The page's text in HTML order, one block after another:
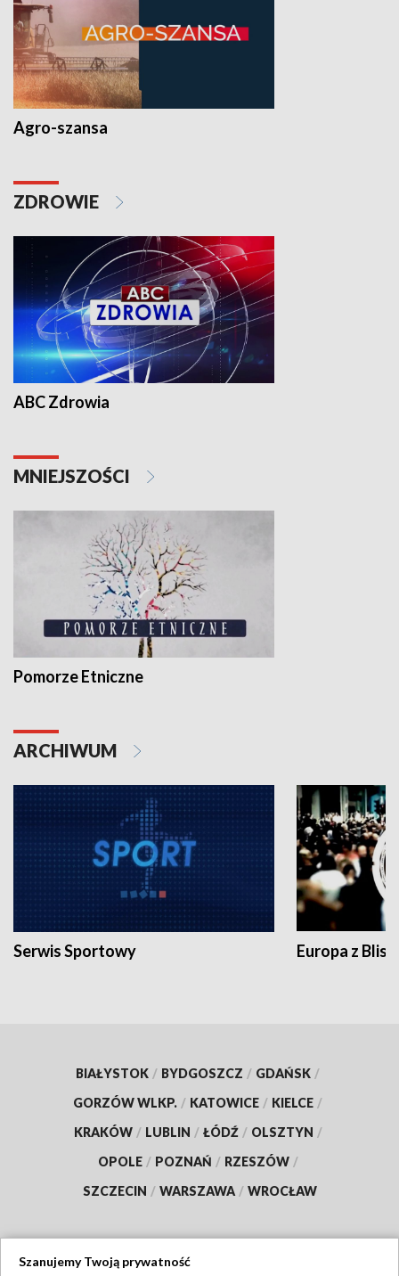
Agro-szansa
ZDROWIE
ABC Zdrowia
MNIEJSZOŚCI
Pomorze Etniczne
ARCHIWUM
Serwis Sportowy Europa z
BIAŁYSTOK / BYDGOSZCZ / GDAŃSK /
GORZÓW WLKP. / KATOWICE / KIELCE /
KRAKÓW / LUBLIN / ŁÓDŹ / OLSZTYN /
OPOLE / POZNAŃ / RZESZÓW /
SZCZECIN / WARSZAWA / WROCŁAW
Szanujemy Twoją prywatność